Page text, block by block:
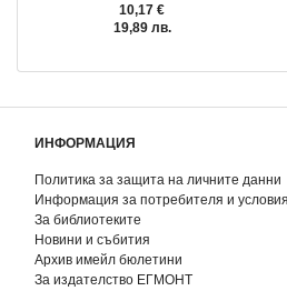
10,17 €
19,89 лв.
ИНФОРМАЦИЯ
Политика за защита на личните данни
Информация за потребителя и
За библиотеките
Новини и събития
Архив имейл бюлетини
За издателство ЕГМОНТ